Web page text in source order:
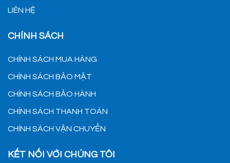
LIÊN HỆ
CHÍNH SÁCH
CHÍNH SÁCH MUA HÀNG
CHÍNH SÁCH BẢO MẬT
CHÍNH SÁCH BẢO HÀNH
CHÍNH SÁCH THANH TOÁN
CHÍNH SÁCH VẬN CHUYỂN
KẾT NỐI VỚI CHÚNG TÔI